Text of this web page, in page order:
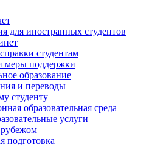
для иностранных студентов
студентам
меры поддержки
образование
и переводы
студенту
образовательная среда
услуги
подготовка